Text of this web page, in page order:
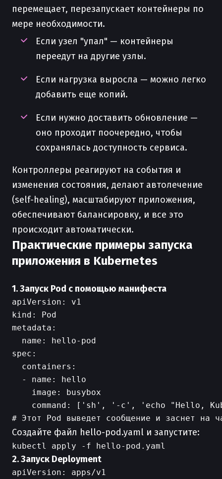
перемещает, перезапускает контейнеры по
мере необходимости.
Если узел "упал" — контейнеры
переедут на другие узлы.
Если нагрузка выросла — можно легко
добавить еще копий.
Если нужно доставить обновление —
оно проходит поочередно, чтобы
сохранялась доступность сервиса.
Контроллеры реагируют на события и
изменения состояния, делают автолечение
(self-healing), масштабируют приложения,
обеспечивают балансировку, и все это
происходит автоматически.
Практические примеры запуска
приложения в Kubernetes
1. Запуск Pod с помощью манифеста
apiVersion: v1
kind: Pod
metadata:
  name: hello-pod
spec:
  containers:
  - name: hello
    image: busybox
command: ['sh', '-c', 'echo "Hello,
Создайте файл hello-pod.yaml и запустите:
2. Запуск Deployment
apiVersion: apps/v1